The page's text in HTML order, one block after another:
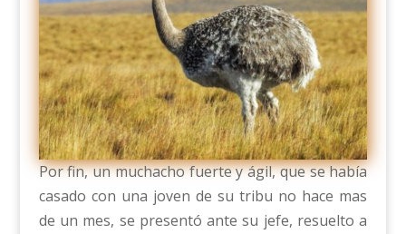
Por fin, un muchacho fuerte y ágil, que se había
casado con una joven de su tribu no hace mas
de un mes, se presentó ante su jefe, resuelto a